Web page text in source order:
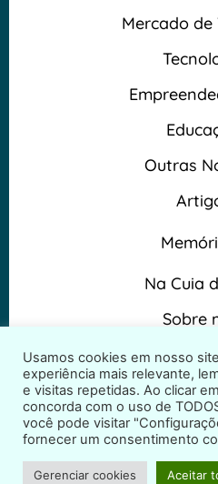
Mercado
Outras
Na Cuia
Sobre
Termos e
2026 © Na Cuia da Cris –
Usamos cookies em nosso
experiência mais relevante,
e visitas repetidas. Ao clicar
concorda com o uso de
você pode visitar
fornecer um consentimento
Gerenciar cookies Aceitar